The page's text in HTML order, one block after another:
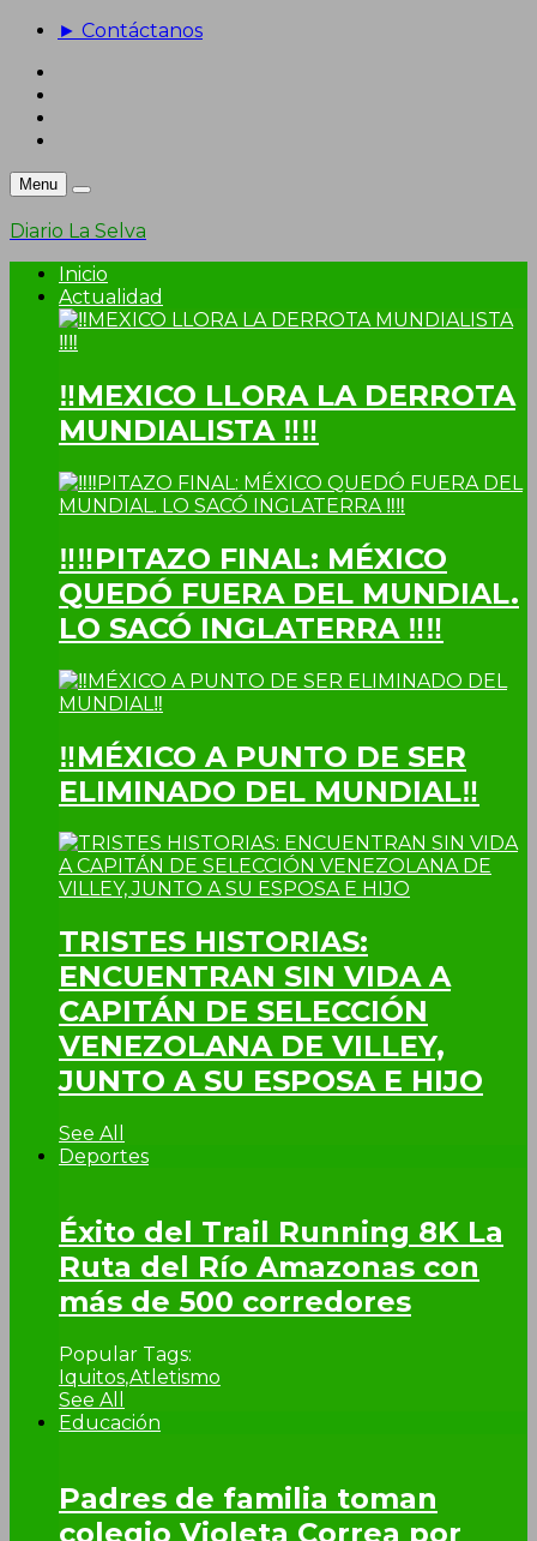
► Contáctanos
Menu
Diario La Selva
Inicio
Actualidad
‼MEXICO LLORA LA DERROTA
MUNDIALISTA ‼‼
‼‼PITAZO FINAL: MÉXICO
QUEDÓ FUERA DEL MUNDIAL.
LO SACÓ INGLATERRA ‼‼
‼MÉXICO A PUNTO DE SER
ELIMINADO DEL MUNDIAL‼
TRISTES HISTORIAS:
ENCUENTRAN SIN VIDA A
CAPITÁN DE SELECCIÓN
VENEZOLANA DE VILLEY,
JUNTO A SU ESPOSA E HIJO
See All
Deportes
Éxito del Trail Running 8K La
Ruta del Río Amazonas con
más de 500 corredores
Popular Tags:
Iquitos,Atletismo
See All
Educación
Padres de familia toman
colegio Violeta Correa por